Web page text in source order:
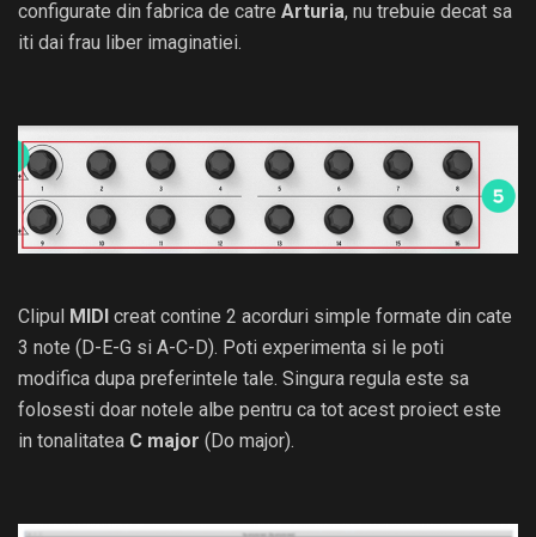
configurate din fabrica de catre Arturia, nu trebuie decat sa
iti dai frau liber imaginatiei.
Clipul MIDI creat contine 2 acorduri simple formate din cate
3 note (D-E-G si A-C-D). Poti experimenta si le poti
modifica dupa preferintele tale. Singura regula este sa
folosesti doar notele albe pentru ca tot acest proiect este
in tonalitatea C major (Do major).